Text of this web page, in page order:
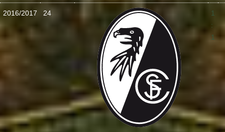
2016/2017 24
1
:
1